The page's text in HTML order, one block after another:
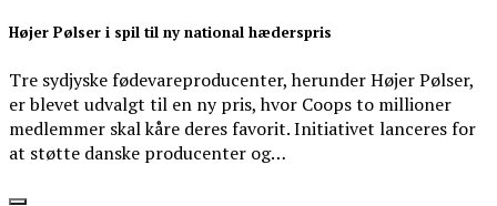
Højer Pølser i spil til ny national hæderspris
Tre sydjyske fødevareproducenter, herunder Højer Pølser,
er blevet udvalgt til en ny pris, hvor Coops to millioner
medlemmer skal kåre deres favorit. Initiativet lanceres for
at støtte danske producenter og…